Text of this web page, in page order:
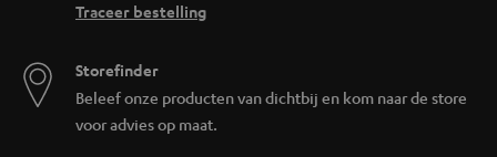
Traceer bestelling
Storefinder
Beleef onze producten van dichtbij en kom naar de store
voor advies op maat.